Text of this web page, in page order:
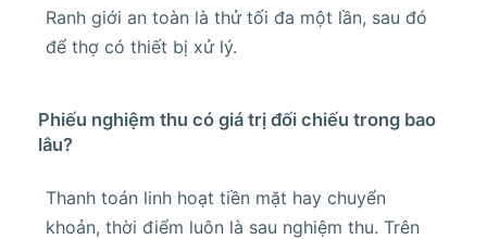
Ranh giới an toàn là thử tối đa một lần, sau đó
để thợ có thiết bị xử lý.
Phiếu nghiệm thu có giá trị đối chiếu trong bao
lâu?
Thanh toán linh hoạt tiền mặt hay chuyển
khoản, thời điểm luôn là sau nghiệm thu. Trên